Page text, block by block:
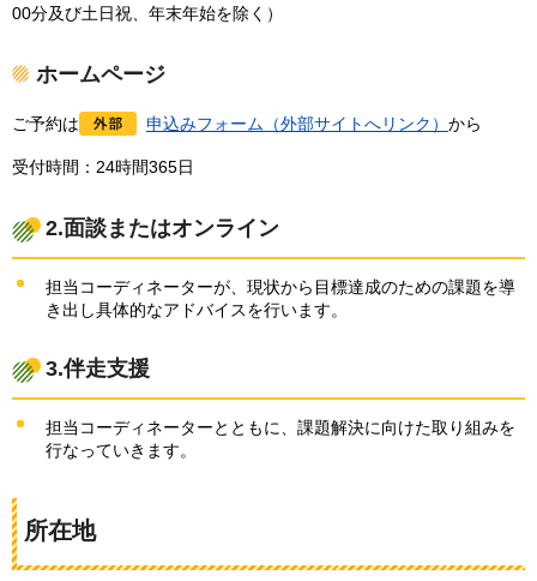
00分及び土日祝、年末年始を除く）
ホームページ
ご予約は 申込みフォーム（外部サイトへリンク） から
受付時間：24時間365日
2.面談またはオンライン
担当コーディネーターが、現状から目標達成のための課題を導
き出し具体的なアドバイスを行います。
3.伴走支援
担当コーディネーターとともに、課題解決に向けた取り組みを
行なっていきます。
所在地